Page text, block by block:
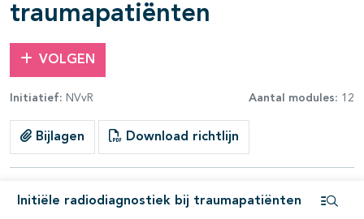
traumapatiënten
VOLGEN
Initiatief: NVvR Aantal modules: 12
Bijlagen Download richtlijn
Initiële radiodiagnostiek bij traumapatiënten